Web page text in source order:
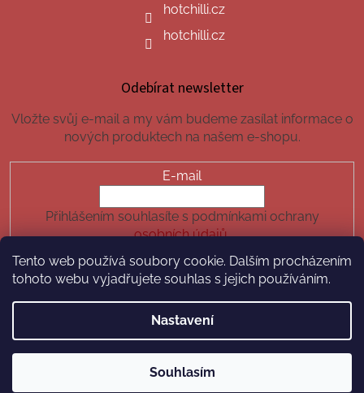
Tento web používá soubory cookie. Dalším procházením
tohoto webu vyjadřujete souhlas s jejich používáním.
Nastavení
Souhlasím
hotchilli.cz
hotchilli.cz
Odebírat newsletter
Vložte svůj e-mail a my vám budeme zasílat informace o
nových produktech na našem e-shopu.
E-mail
Přihlášením souhlasíte s podmínkami ochrany
osobních údajů.
PŘIHLÁSIT SE